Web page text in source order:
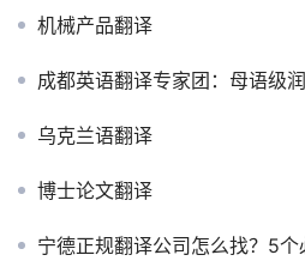
机械产品翻译
成都英语翻译专家团：母语级
乌克兰语翻译
博士论文翻译
宁德正规翻译公司怎么找？5个